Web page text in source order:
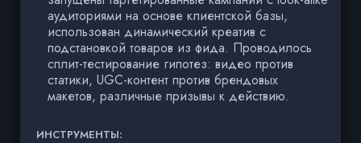
аудиториями на основе клиентской базы,
использован динамический креатив с
подстановкой товаров из фида. Проводилось
сплит-тестирование гипотез: видео против
статики, UGC-контент против брендовых
макетов, различные призывы к действию.
ИНСТРУМЕНТЫ: